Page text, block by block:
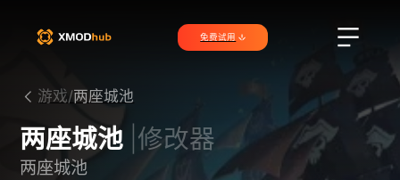
免费试用
游戏/两座城池
两座城池 |修改器
两座城池